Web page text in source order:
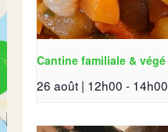
Cantine familiale & végé
26 août | 12h00 - 14h00